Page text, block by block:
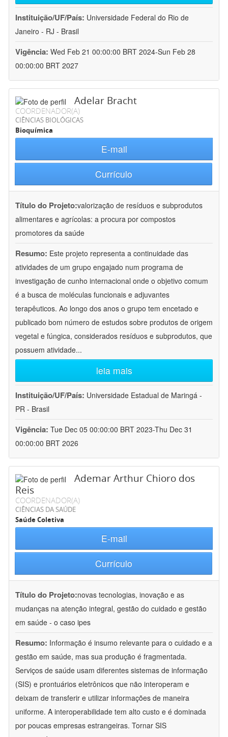
Instituição/UF/País: Universidade Federal do Rio de
Janeiro - RJ - Brasil
Vigência: Wed Feb 21 00:00:00 BRT 2024-Sun Feb 28
00:00:00 BRT 2027
Adelar Bracht
COORDENADOR(A)
CIÊNCIAS BIOLÓGICAS
Bioquímica
E-mail
Currículo
Título do Projeto:valorização de resíduos e subprodutos
alimentares e agrícolas: a procura por compostos
promotores da saúde
Resumo: Este projeto representa a continuidade das
atividades de um grupo engajado num programa de
investigação de cunho internacional onde o objetivo comum
é a busca de moléculas funcionais e adjuvantes
terapêuticos. Ao longo dos anos o grupo tem encetado e
publicado bom número de estudos sobre produtos de origem
vegetal e fúngica, considerados resíduos e subprodutos, que
possuem atividade...
leia mais
Instituição/UF/País: Universidade Estadual de Maringá -
PR - Brasil
Vigência: Tue Dec 05 00:00:00 BRT 2023-Thu Dec 31
00:00:00 BRT 2026
Ademar Arthur Chioro dos
Reis
COORDENADOR(A)
CIÊNCIAS DA SAÚDE
Saúde Coletiva
E-mail
Currículo
Título do Projeto:novas tecnologias, inovação e as
mudanças na atenção integral, gestão do cuidado e gestão
em saúde - o caso ipes
Resumo: Informação é insumo relevante para o cuidado e a
gestão em saúde, mas sua produção é fragmentada.
Serviços de saúde usam diferentes sistemas de informação
(SIS) e prontuários eletrônicos que não interoperam e
deixam de transferir e utilizar informações de maneira
uniforme. A interoperabilidade tem alto custo e é dominada
por poucas empresas estrangeiras. Tornar SIS